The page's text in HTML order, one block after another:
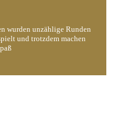
wurden unzählige Runden
und trotzdem machen